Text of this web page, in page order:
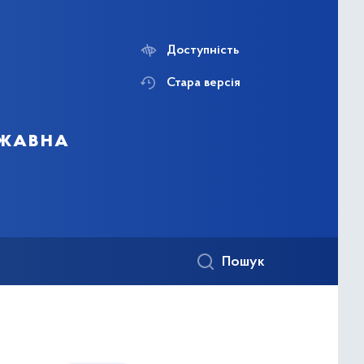
Доступність
Стара версія
Пошук